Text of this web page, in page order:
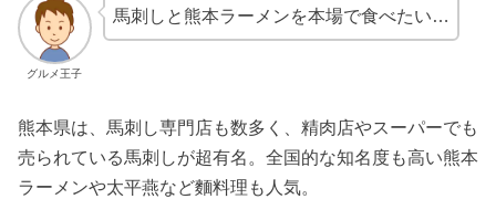
グルメ王子
馬刺しと熊本ラーメンを本場で食べたい…
熊本県は、馬刺し専門店も数多く、精肉店やスーパーでも
売られている馬刺しが超有名。全国的な知名度も高い熊本
ラーメンや太平燕など麵料理も人気。